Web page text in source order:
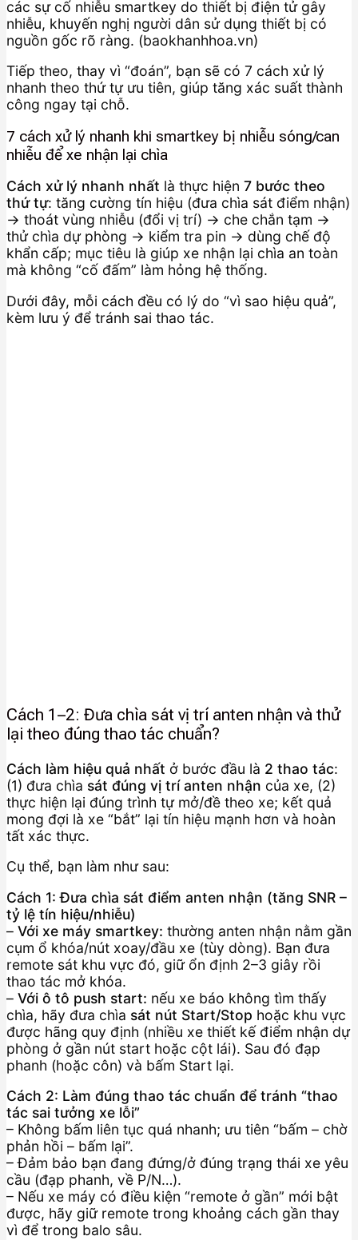
các sự cố nhiễu smartkey do thiết bị điện tử gây
nhiễu, khuyến nghị người dân sử dụng thiết bị có
nguồn gốc rõ ràng. (baokhanhhoa.vn)
Tiếp theo, thay vì “đoán”, bạn sẽ có 7 cách xử lý
nhanh theo thứ tự ưu tiên, giúp tăng xác suất thành
công ngay tại chỗ.
7 cách xử lý nhanh khi smartkey bị nhiễu sóng/can
nhiễu để xe nhận lại chìa
Cách xử lý nhanh nhất là thực hiện 7 bước theo
thứ tự: tăng cường tín hiệu (đưa chìa sát điểm nhận)
→ thoát vùng nhiễu (đổi vị trí) → che chắn tạm →
thử chìa dự phòng → kiểm tra pin → dùng chế độ
khẩn cấp; mục tiêu là giúp xe nhận lại chìa an toàn
mà không “cố đấm” làm hỏng hệ thống.
Dưới đây, mỗi cách đều có lý do “vì sao hiệu quả”,
kèm lưu ý để tránh sai thao tác.
Cách 1–2: Đưa chìa sát vị trí anten nhận và thử
lại theo đúng thao tác chuẩn?
Cách làm hiệu quả nhất ở bước đầu là 2 thao tác:
(1) đưa chìa sát đúng vị trí anten nhận của xe, (2)
thực hiện lại đúng trình tự mở/đề theo xe; kết quả
mong đợi là xe “bắt” lại tín hiệu mạnh hơn và hoàn
tất xác thực.
Cụ thể, bạn làm như sau:
Cách 1: Đưa chìa sát điểm anten nhận (tăng SNR –
tỷ lệ tín hiệu/nhiễu)
– Với xe máy smartkey: thường anten nhận nằm gần
cụm ổ khóa/nút xoay/đầu xe (tùy dòng). Bạn đưa
remote sát khu vực đó, giữ ổn định 2–3 giây rồi
thao tác mở khóa.
– Với ô tô push start: nếu xe báo không tìm thấy
chìa, hãy đưa chìa sát nút Start/Stop hoặc khu vực
được hãng quy định (nhiều xe thiết kế điểm nhận dự
phòng ở gần nút start hoặc cột lái). Sau đó đạp
phanh (hoặc côn) và bấm Start lại.
Cách 2: Làm đúng thao tác chuẩn để tránh “thao
tác sai tưởng xe lỗi”
– Không bấm liên tục quá nhanh; ưu tiên “bấm – chờ
phản hồi – bấm lại”.
– Đảm bảo bạn đang đứng/ở đúng trạng thái xe yêu
cầu (đạp phanh, về P/N…).
– Nếu xe máy có điều kiện “remote ở gần” mới bật
được, hãy giữ remote trong khoảng cách gần thay
vì để trong balo sâu.